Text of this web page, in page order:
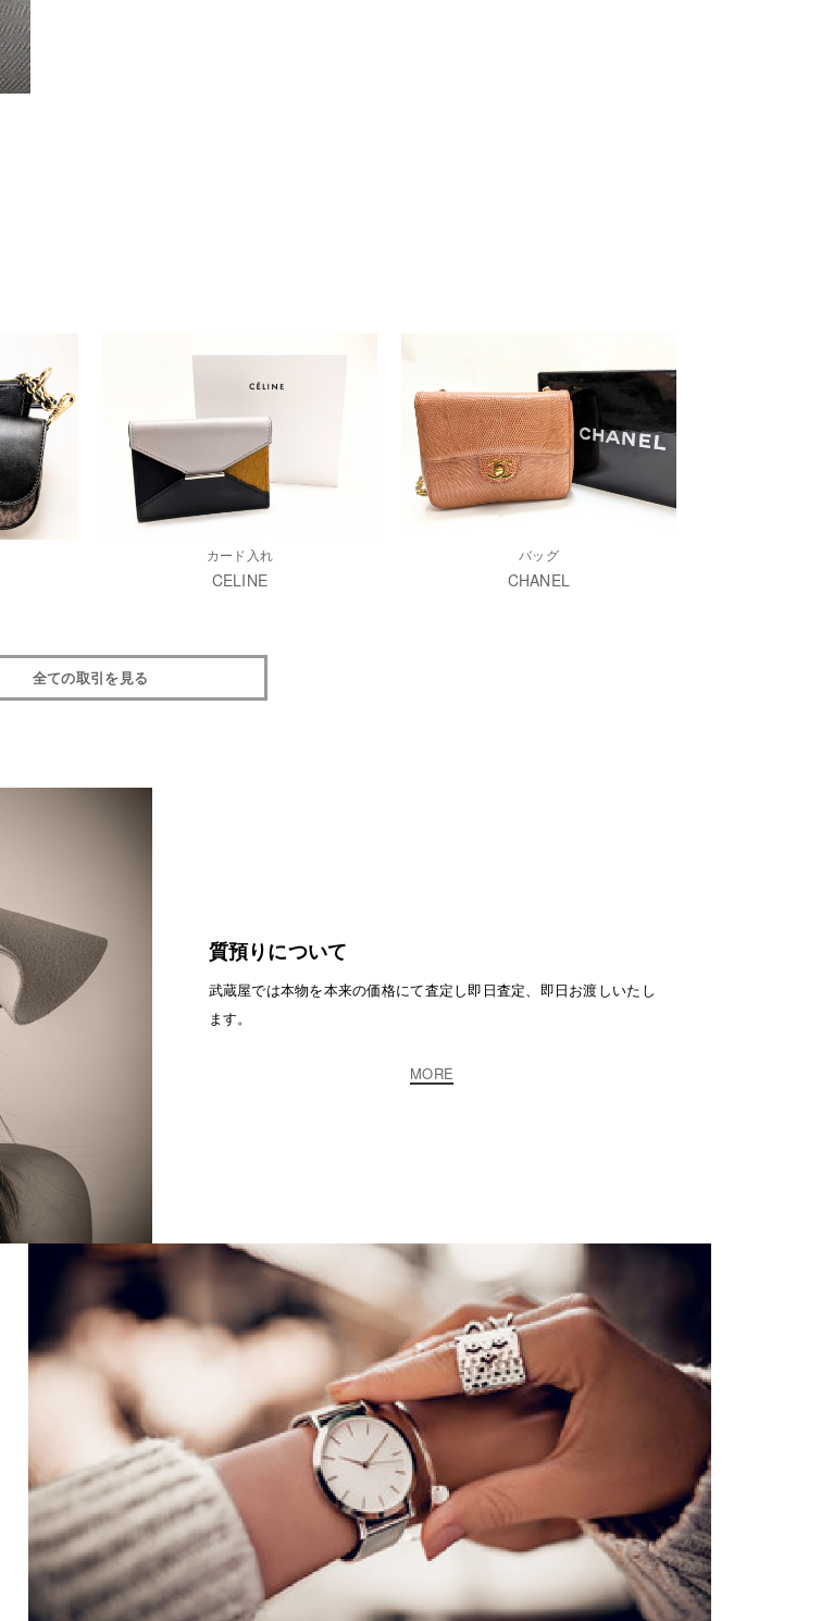
カード入れ
CELINE
バッグ
CHANEL
全ての取引を見る
質預りについて
武蔵屋では本物を本来の価格にて査定し即日査定、即日お渡しいたし
ます。
MORE